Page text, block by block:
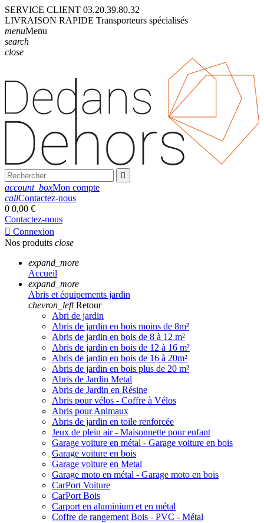
SERVICE CLIENT 03.20.39.80.32
LIVRAISON RAPIDE Transporteurs spécialisés
menuMenu
search
close

account_boxMon compte
callContactez-nous
0 0,00 €
Contactez-nous
 Connexion
Nos produits close
expand_more
Accueil
expand_more
Abris et équipements jardin
chevron_left Retour
Abri de jardin
Abris de jardin en bois moins de 8m²
Abris de jardin en bois de 8 à 12 m²
Abris de jardin en bois de 12 à 16 m²
Abris de jardin en bois de 16 à 20m²
Abris de jardin en bois plus de 20 m²
Abris de Jardin Metal
Abris de Jardin en Résine
Abris pour vélos - Coffre à Vélos
Abris pour Animaux
Abris de jardin en toile renforcée
Jeux de plein air - Maisonnette pour enfant
Garage voiture en métal - Garage voiture en bois
Garage voiture en bois
Garage voiture en Metal
Garage moto en métal - Garage moto en bois
CarPort Voiture
CarPort Bois
Carport en aluminium et en métal
Coffre de rangement Bois - PVC - Métal